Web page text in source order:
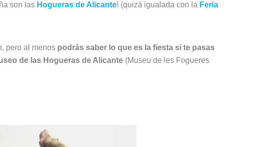
son las Hogueras de Alicante! (quizá igualada con la Feria
pero al menos podrás saber lo que es la fiesta si te pasas
de las Hogueras de Alicante (Museu de les Fogueres